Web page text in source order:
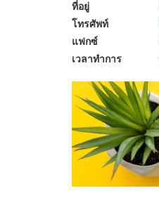
ที่อยู่
โทรศัพท์
แฟกซ์
เวลาทำการ